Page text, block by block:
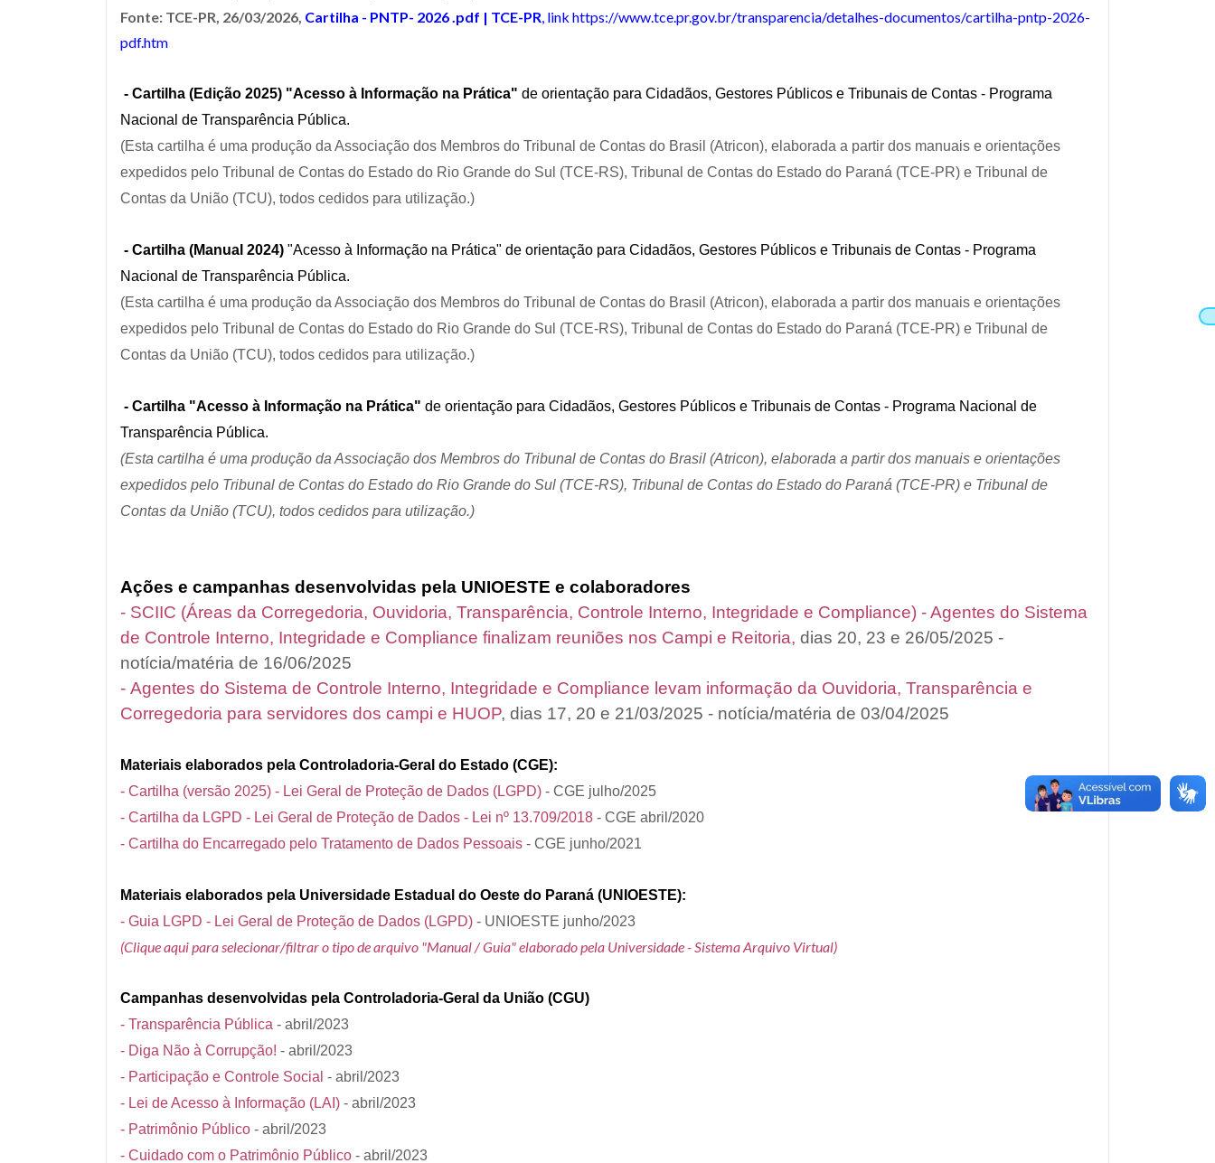
Fonte: TCE-PR, 26/03/2026, Cartilha - PNTP- 2026 .pdf | TCE-PR, link https://www.tce.pr.gov.br/transparencia/detalhes-documentos/cartilha-pntp-2026-
pdf.htm
- Cartilha (Edição 2025) "Acesso à Informação na Prática" de orientação para Cidadãos, Gestores Públicos e Tribunais de Contas - Programa
Nacional de Transparência Pública.
(Esta cartilha é uma produção da Associação dos Membros do Tribunal de Contas do Brasil (Atricon), elaborada a partir dos manuais e orientações
expedidos pelo Tribunal de Contas do Estado do Rio Grande do Sul (TCE-RS), Tribunal de Contas do Estado do Paraná (TCE-PR) e Tribunal de
Contas da União (TCU), todos cedidos para utilização.)
- Cartilha (Manual 2024) "Acesso à Informação na Prática" de orientação para Cidadãos, Gestores Públicos e Tribunais de Contas - Programa
Nacional de Transparência Pública.
(Esta cartilha é uma produção da Associação dos Membros do Tribunal de Contas do Brasil (Atricon), elaborada a partir dos manuais e orientações
expedidos pelo Tribunal de Contas do Estado do Rio Grande do Sul (TCE-RS), Tribunal de Contas do Estado do Paraná (TCE-PR) e Tribunal de
Contas da União (TCU), todos cedidos para utilização.)
- Cartilha "Acesso à Informação na Prática" de orientação para Cidadãos, Gestores Públicos e Tribunais de Contas - Programa Nacional de
Transparência Pública.
(Esta cartilha é uma produção da Associação dos Membros do Tribunal de Contas do Brasil (Atricon), elaborada a partir dos manuais e orientações
expedidos pelo Tribunal de Contas do Estado do Rio Grande do Sul (TCE-RS), Tribunal de Contas do Estado do Paraná (TCE-PR) e Tribunal de
Contas da União (TCU), todos cedidos para utilização.)
Ações e campanhas desenvolvidas pela UNIOESTE e colaboradores
- SCIIC (Áreas da Corregedoria, Ouvidoria, Transparência, Controle Interno, Integridade e Compliance) - Agentes do Sistema
de Controle Interno, Integridade e Compliance finalizam reuniões nos Campi e Reitoria, dias 20, 23 e 26/05/2025 -
notícia/matéria de 16/06/2025
- Agentes do Sistema de Controle Interno, Integridade e Compliance levam informação da Ouvidoria, Transparência e
Corregedoria para servidores dos campi e HUOP, dias 17, 20 e 21/03/2025 - notícia/matéria de 03/04/2025
Materiais elaborados pela Controladoria-Geral do Estado (CGE):
- Cartilha (versão 2025) - Lei Geral de Proteção de Dados (LGPD) - CGE julho/2025
- Cartilha da LGPD - Lei Geral de Proteção de Dados - Lei nº 13.709/2018 - CGE abril/2020
- Cartilha do Encarregado pelo Tratamento de Dados Pessoais - CGE junho/2021
Materiais elaborados pela Universidade Estadual do Oeste do Paraná (UNIOESTE):
- Guia LGPD - Lei Geral de Proteção de Dados (LGPD) - UNIOESTE junho/2023
(Clique aqui para selecionar/filtrar o tipo de arquivo "Manual / Guia" elaborado pela Universidade - Sistema Arquivo Virtual)
Campanhas desenvolvidas pela Controladoria-Geral da União (CGU)
- Transparência Pública - abril/2023
- Diga Não à Corrupção! - abril/2023
- Participação e Controle Social - abril/2023
- Lei de Acesso à Informação (LAI) - abril/2023
- Patrimônio Público - abril/2023
- Cuidado com o Patrimônio Público - abril/2023